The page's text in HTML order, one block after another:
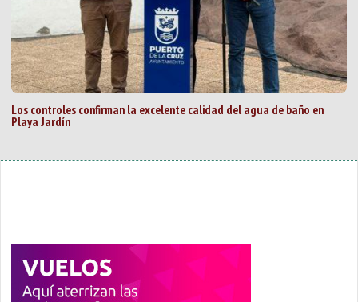
Los controles confirman la excelente calidad del agua de baño en
Playa Jardín